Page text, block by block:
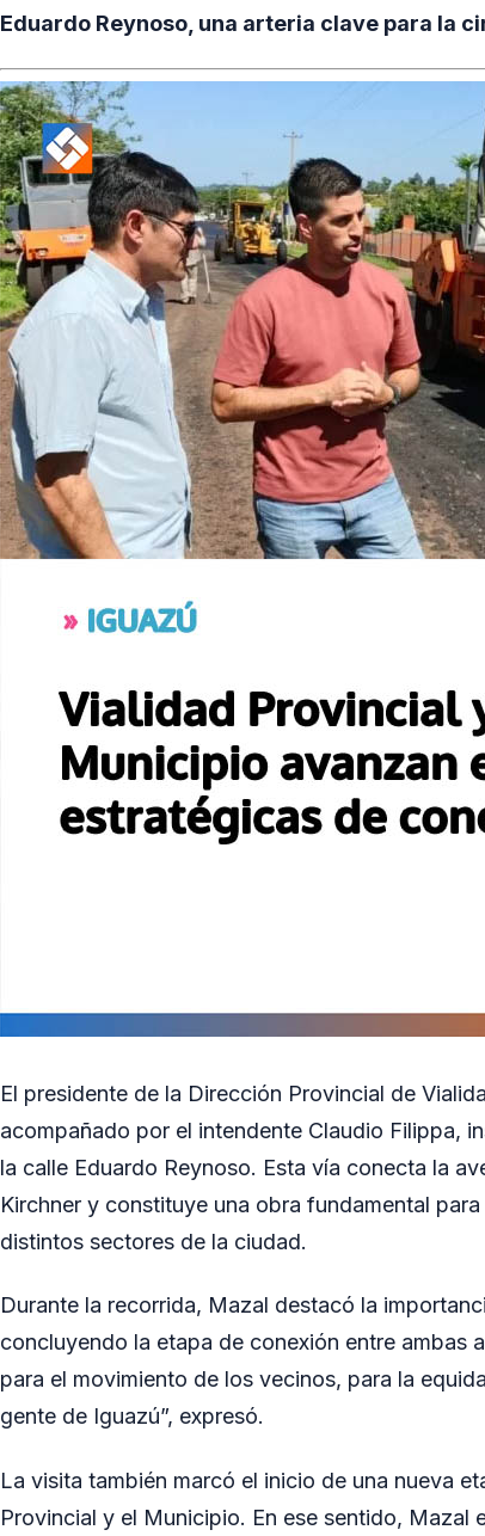
Eduardo Reynoso, una arteria clave para la
El presidente de la Dirección Provincial de
acompañado por el intendente Claudio Filippa,
la calle Eduardo Reynoso. Esta vía conecta la
Kirchner y constituye una obra fundamental
distintos sectores de la ciudad.
Durante la recorrida, Mazal destacó la
concluyendo la etapa de conexión entre ambas
para el movimiento de los vecinos, para la
gente de Iguazú”, expresó.
La visita también marcó el inicio de una nueva
Provincial y el Municipio. En ese sentido, Mazal